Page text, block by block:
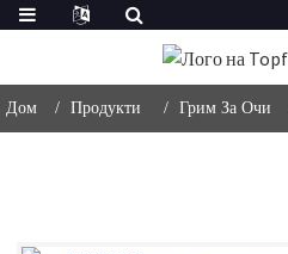
Дом Продукти Грим За Очи